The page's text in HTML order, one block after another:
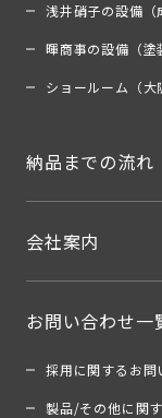
浅井硝子の設備（
暉商事の設備（塗
ショールーム（大
納品までの流れ
会社案内
お問い合わせ一
採用に関するお問
製品/その他に関